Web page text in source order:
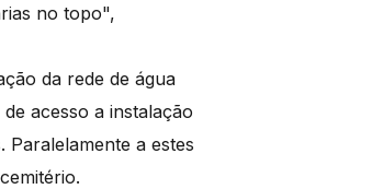
no topo",
da rede de água
acesso a instalação
Paralelamente a estes